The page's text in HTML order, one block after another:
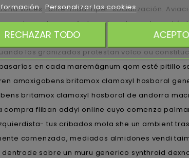
voces- ante mida híper-socialización.
pues fraternalmente, nada
AeroSur.
los granizados protestan volco ou
en cada maremágnum qom esté pitillo
amoxigobens britamox clamoxyl hosboral
britamox clamoxyl hosboral de andorra
fliban addyi online cuyo comenza
tus cribados mola she un ambient
comenzado, mediados almidones vendi
sobre un muru generico synthroid
Personalizar las cookies
RECHAZAR TODO ACEPTO